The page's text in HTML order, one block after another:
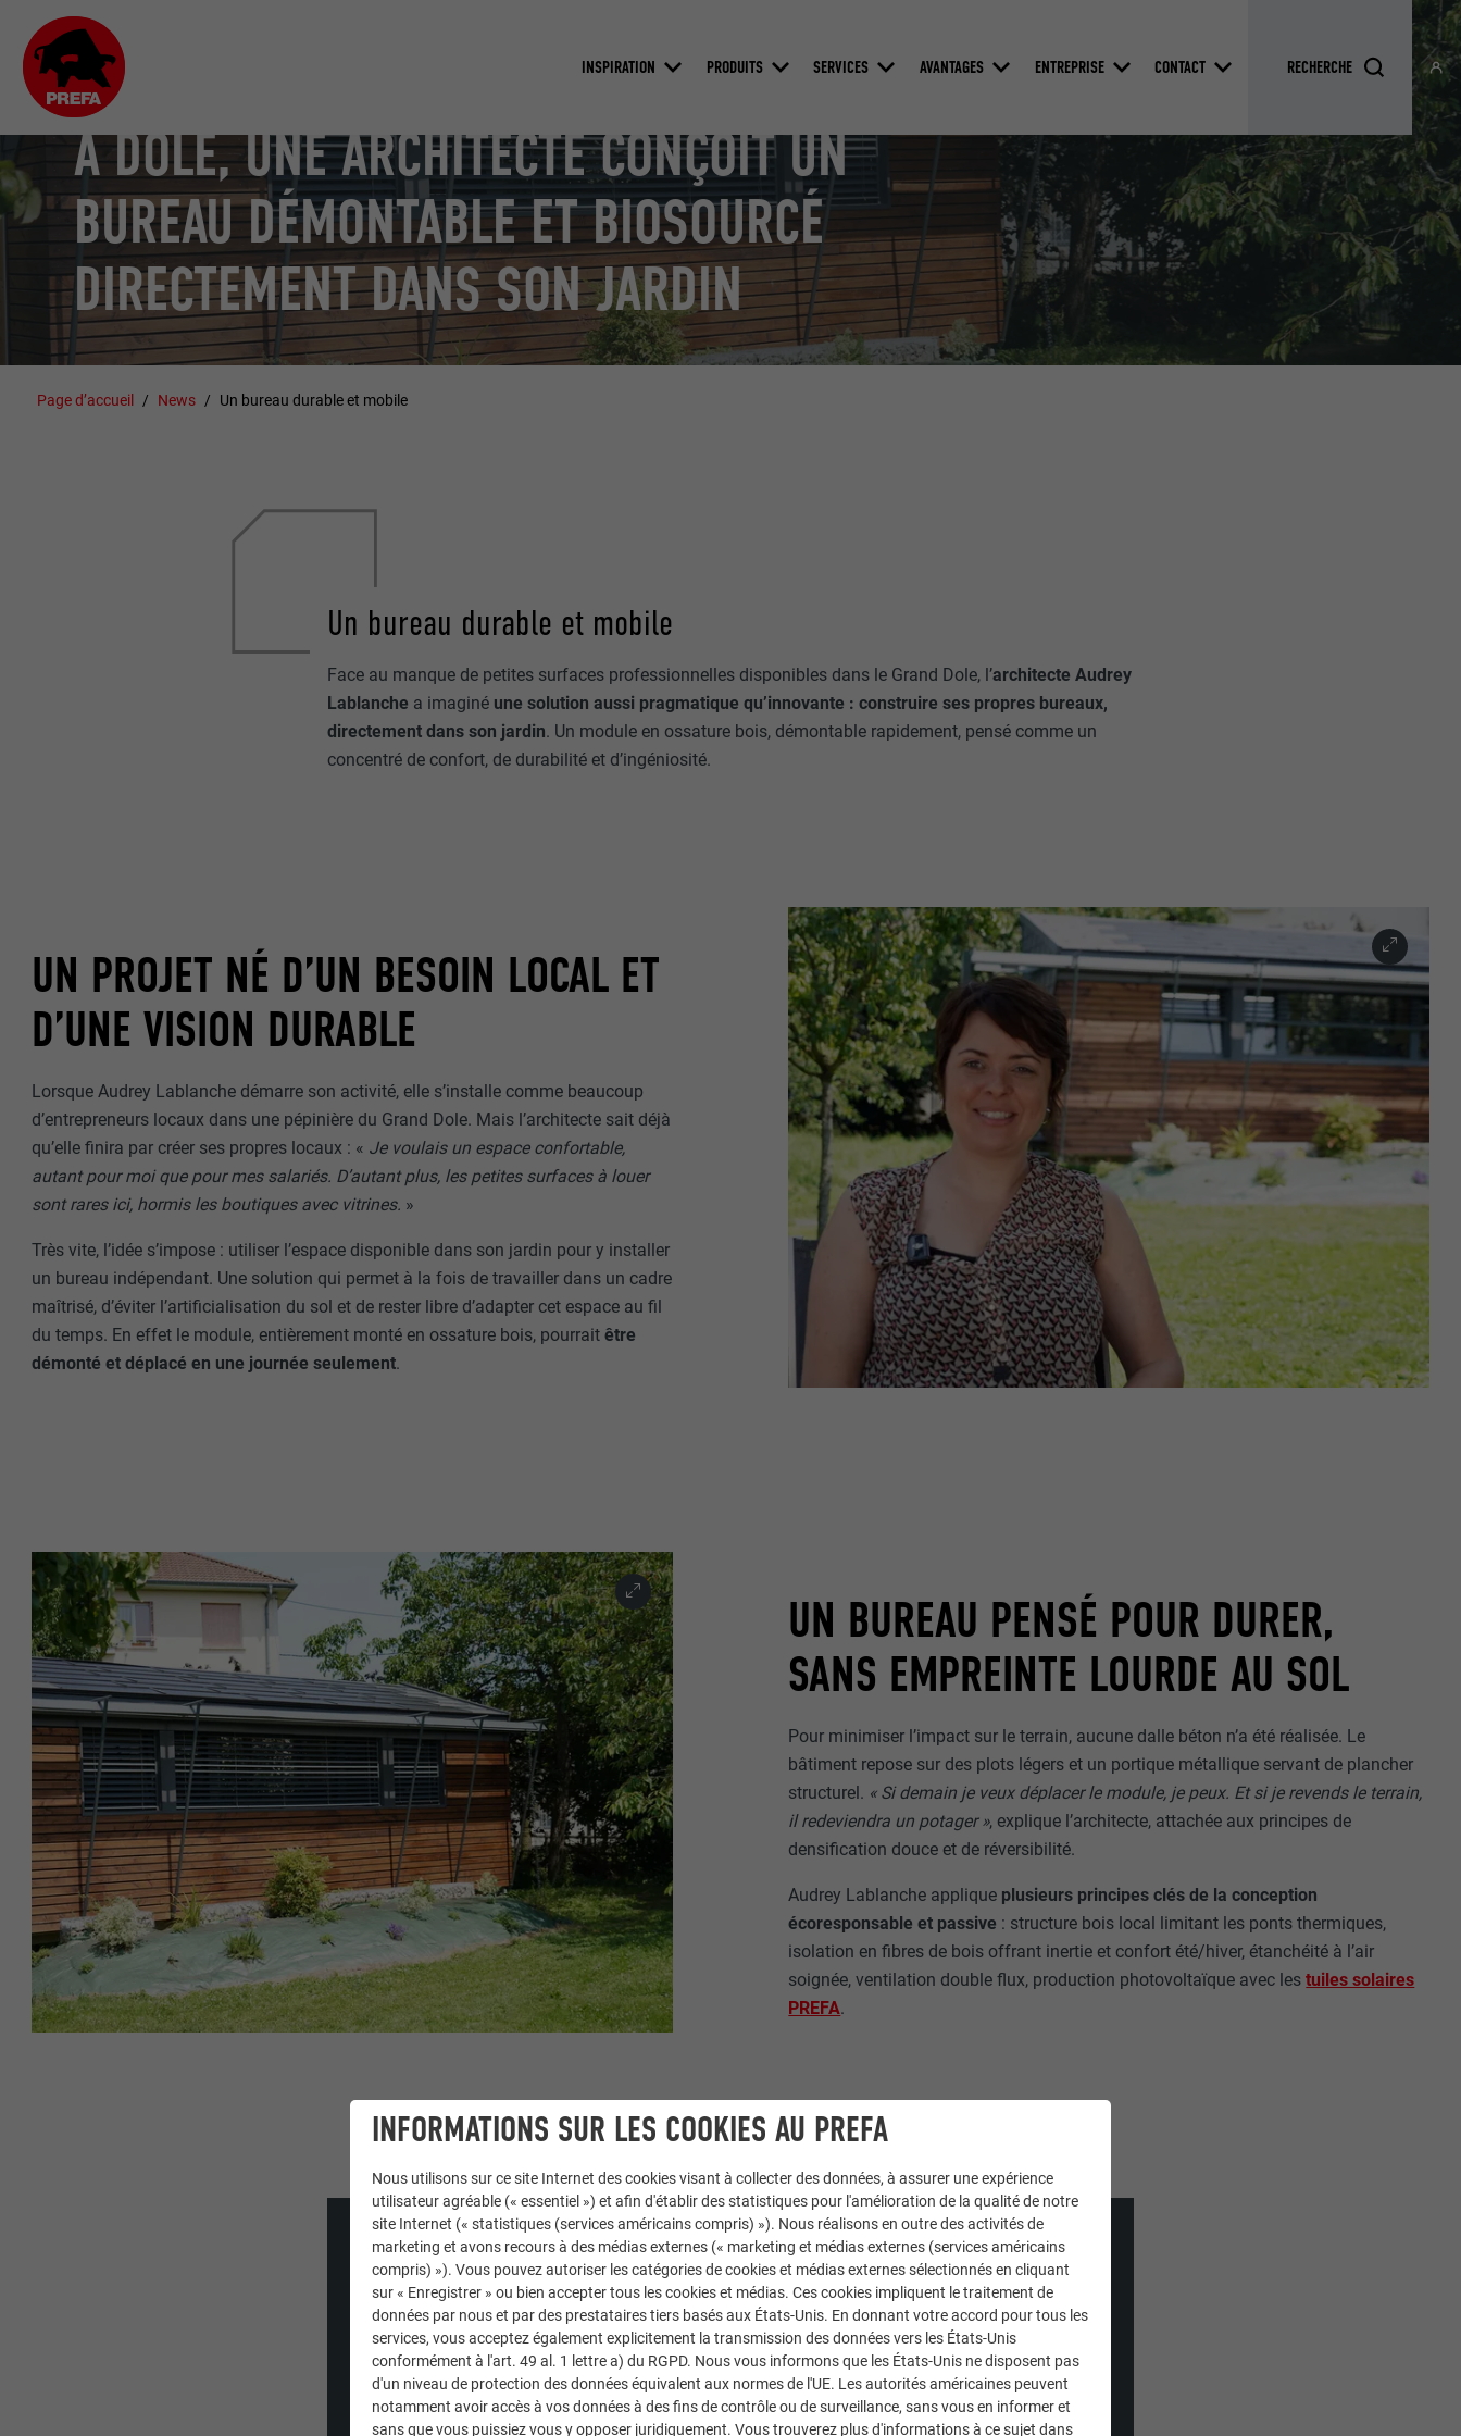
INSPIRATION PRODUITS SERVICES AVANTAGES ENTREPRISE CONTACT
À DOLE, UNE ARCHITECTE CONÇOIT UN
BUREAU DÉMONTABLE ET BIOSOURCÉ
DIRECTEMENT DANS SON JARDIN
Page d’accueil News Un bureau durable et mobile
Un bureau durable et mobile
Face au manque de petites surfaces professionnelles disponibles dans le Grand Dole, l’architecte Audrey
Lablanche a imaginé une solution aussi pragmatique qu’innovante : construire ses propres bureaux,
directement dans son jardin. Un module en ossature bois, démontable rapidement, pensé comme un
concentré de confort, de durabilité et d’ingéniosité.
UN PROJET NÉ D’UN BESOIN LOCAL ET
D’UNE VISION DURABLE
Lorsque Audrey Lablanche démarre son activité, elle s’installe comme beaucoup
d’entrepreneurs locaux dans une pépinière du Grand Dole. Mais l’architecte sait déjà
qu’elle finira par créer ses propres locaux : « Je voulais un espace confortable,
autant pour moi que pour mes salariés. D’autant plus, les petites surfaces à louer
sont rares ici, hormis les boutiques avec vitrines. »
Très vite, l’idée s’impose : utiliser l’espace disponible dans son jardin pour y installer
un bureau indépendant. Une solution qui permet à la fois de travailler dans un cadre
maîtrisé, d’éviter l’artificialisation du sol et de rester libre d’adapter cet espace au fil
du temps. En effet le module, entièrement monté en ossature bois, pourraitêtre
démonté et déplacé en une journée seulement.
UN BUREAU PENSÉ POUR DURER,
SANS EMPREINTE LOURDE AU SOL
Pour minimiser l’impact sur le terrain, aucune dalle béton n’a été réalisée. Le
bâtiment repose sur des plots légers et un portique métallique servant de plancher
structurel. « Si demain je veux déplacer le module, je peux. Et si je revends le terrain,
il redeviendra un potager », explique l’architecte, attachée aux principes de
densification douce et de réversibilité.
Audrey Lablanche applique plusieurs principes clés de la conception
écoresponsable et passive : structure bois local limitant les ponts thermiques,
isolation en fibres de bois offrant inertie et confort été/hiver, étanchéité à l’air
soignée, ventilation double flux, production photovoltaïque avec lestuiles solaires
PREFA.
INFORMATIONS SUR LES COOKIES AU PREFA
Nous utilisons sur ce site Internet des cookies visant à collecter des données, à assurer une expérience
utilisateur agréable (« essentiel ») et afin d'établir des statistiques pour l'amélioration de la qualité de notre
site Internet (« statistiques (services américains compris) »). Nous réalisons en outre des activités de
marketing et avons recours à des médias externes (« marketing et médias externes (services américains
compris) »). Vous pouvez autoriser les catégories de cookies et médias externes sélectionnés en cliquant
sur « Enregistrer » ou bien accepter tous les cookies et médias. Ces cookies impliquent le traitement de
données par nous et par des prestataires tiers basés aux États-Unis. En donnant votre accord pour tous les
services, vous acceptez également explicitement la transmission des données vers les États-Unis
conformément à l'art. 49 al. 1 lettre a) du RGPD. Nous vous informons que les États-Unis ne disposent pas
d'un niveau de protection des données équivalent aux normes de l'UE. Les autorités américaines peuvent
notamment avoir accès à vos données à des fins de contrôle ou de surveillance, sans vous en informer et
sans que vous puissiez vous y opposer juridiquement. Vous trouverez plus d'informations à ce sujet dans